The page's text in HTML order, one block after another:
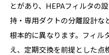
とがあり、HEPAフィルタの
持・専用ダクトの分離設計な
根本的に異なります。フィル
え、定期交換を前提とした点